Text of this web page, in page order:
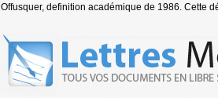
Offusquer, definition académique de 1986. Cette